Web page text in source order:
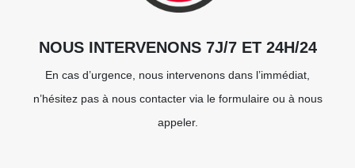
NOUS INTERVENONS 7J/7 ET 24H/24
En cas d’urgence, nous intervenons dans l’immédiat,
n’hésitez pas à nous contacter via le formulaire ou à nous
appeler.